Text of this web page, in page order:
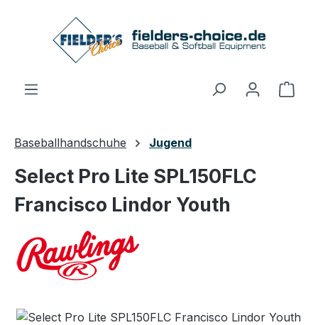
Zum Hauptinhalt springen
Baseballhandschuhe Jugend
Select Pro Lite SPL150FLC
Francisco Lindor Youth
Bildergalerie überspringen